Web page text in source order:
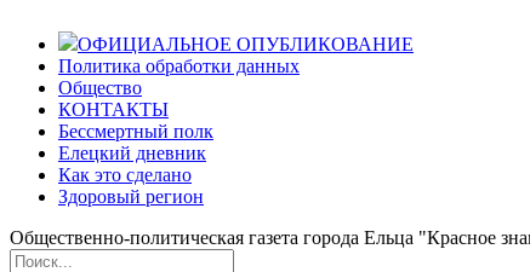
ОФИЦИАЛЬНОЕ ОПУБЛИКОВАНИЕ
Политика обработки данных
Общество
КОНТАКТЫ
Бессмертный полк
Елецкий дневник
Как это сделано
Здоровый регион
Общественно-политическая газета города Ельца "Красное